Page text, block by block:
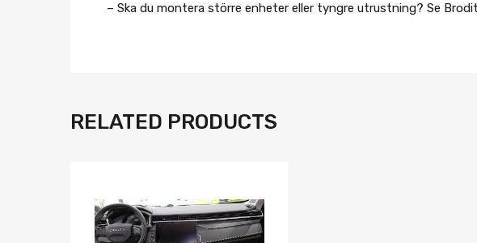
– Ska du montera större enheter eller tyngre utrustning? Se
RELATED PRODUCTS